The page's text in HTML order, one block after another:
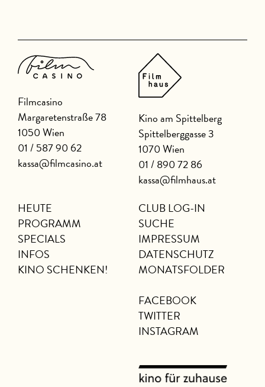
Filmcasino
Margaretenstraße 78
1050 Wien
01 / 587 90 62
kassa@filmcasino.at
Kino am Spittelberg
Spittelberggasse 3
1070 Wien
01 / 890 72 86
kassa@filmhaus.at
HEUTE
PROGRAMM
SPECIALS
INFOS
KINO SCHENKEN!
CLUB LOG-IN
SUCHE
IMPRESSUM
DATENSCHUTZ
MONATSFOLDER
FACEBOOK
TWITTER
INSTAGRAM